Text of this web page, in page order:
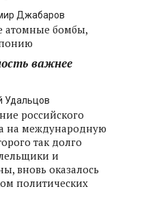
Джабаров
атомные бомбы,
важнее
Удальцов
российского
на международную
так долго
и
вновь оказалось
политических